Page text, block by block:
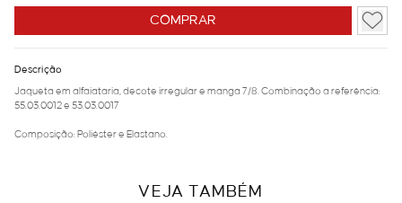
COMPRAR
Descrição
Jaqueta em alfaiataria, decote irregular e manga 7/8. Combinação a referência:
55.03.0012 e 53.03.0017
Composição: Poliéster e Elastano.
VEJA TAMBÉM